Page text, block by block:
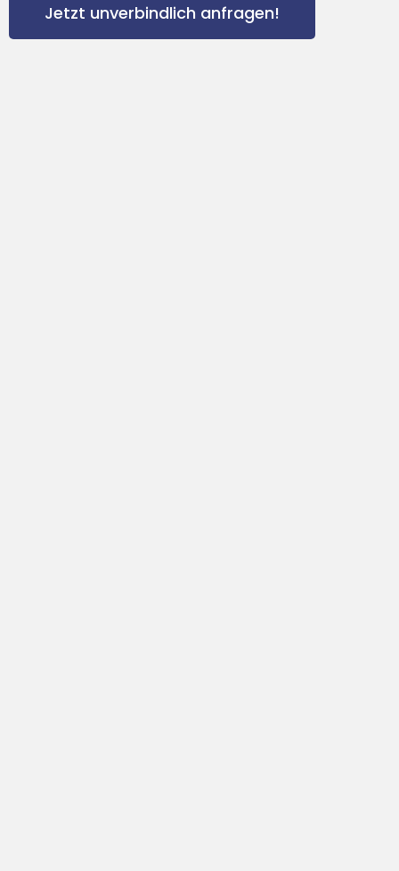
Jetzt unverbindlich anfragen!